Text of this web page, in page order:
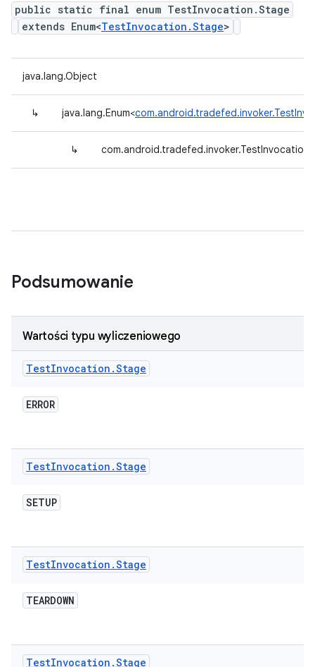
public static final enum TestInvocation.Stage
extends Enum<TestInvocation.Stage>
java.lang.Object
↳ java.lang.Enum<
↳
Podsumowanie
Wartości typu wyliczeniowego
TestInvocation .Stage
ERROR
TestInvocation .Stage
SETUP
TestInvocation .Stage
TEARDOWN
TestInvocation .Stage